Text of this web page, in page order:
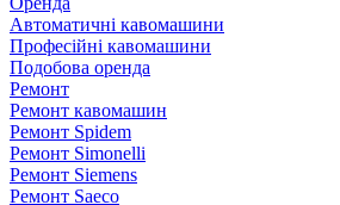
Автоматичні кавомашини
Професійні кавомашини
Подобова оренда
Ремонт
Ремонт кавомашин
Ремонт Spidem
Ремонт Simonelli
Ремонт Siemens
Ремонт Saeco